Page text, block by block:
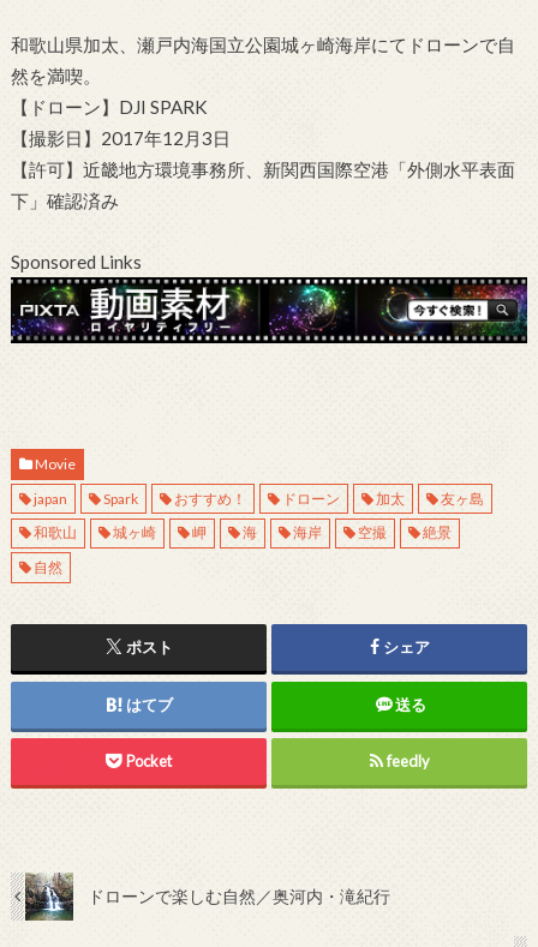
和歌山県加太、瀬戸内海国立公園城ヶ崎海岸にてドローンで自
然を満喫。
【ドローン】DJI SPARK
【撮影日】2017年12月3日
【許可】近畿地方環境事務所、新関西国際空港「外側水平表面
下」確認済み
Sponsored Links
Movie
japan
Spark おすすめ！ ドローン 加太
友ヶ島
和歌山
城ヶ崎 岬 海 海岸 空撮
絶景
自然
ポスト シェア
はてブ 送る
Pocket feedly
ドローンで楽しむ自然／奥河内・滝紀行